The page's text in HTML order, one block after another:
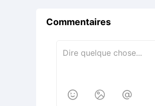
Commentaires
  